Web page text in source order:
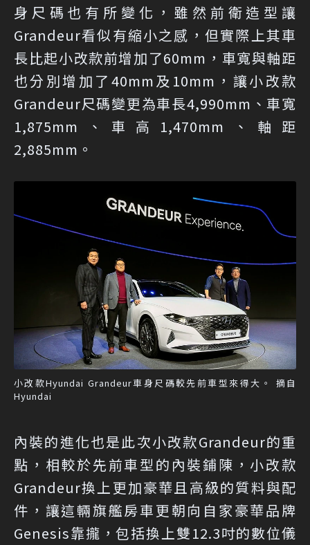
身尺碼也有所變化，雖然前衛造型讓
Grandeur看似有縮小之感，但實際上其車
長比起小改款前增加了60mm，車寬與軸距
也分別增加了40mm及10mm，讓小改款
Grandeur尺碼變更為車長4,990mm、車寬
1,875mm、車高1,470mm、軸距
2,885mm。
小改款Hyundai Grandeur車身尺碼較先前車型來得大。 摘自
Hyundai
內裝的進化也是此次小改款Grandeur的重
點，相較於先前車型的內裝鋪陳，小改款
Grandeur換上更加豪華且高級的質料與配
件，讓這輛旗艦房車更朝向自家豪華品牌
Genesis靠攏，包括換上雙12.3吋的數位儀